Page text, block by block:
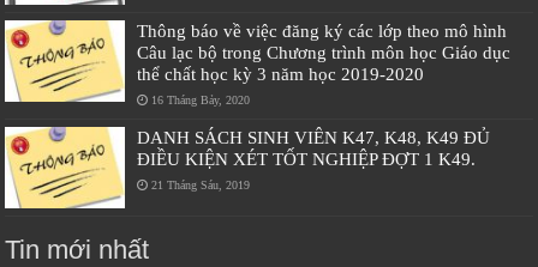
Thông báo về việc đăng ký các lớp theo mô hình
Câu lạc bộ trong Chương trình môn học Giáo dục
thể chất học kỳ 3 năm học 2019-2020
16 Tháng Bảy, 2020
DANH SÁCH SINH VIÊN K47, K48, K49 ĐỦ
ĐIỀU KIỆN XÉT TỐT NGHIỆP ĐỢT 1 K49.
21 Tháng Sáu, 2019
Tin mới nhất